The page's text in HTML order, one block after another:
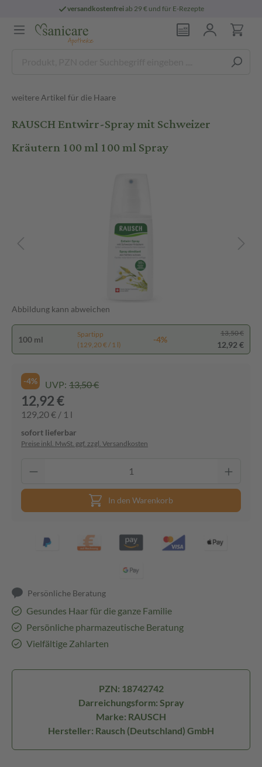
versandkostenfreiab 29 € und für E-Rezepte
weitere Artikel für die Haare
RAUSCH Entwirr-Spray mit Schweizer
Kräutern 100 ml 100 ml Spray
Abbildung kann abweichen
100 ml
Spartipp
(129,20 € / 1 l)
-4%
13,50 €
12,92 €
-4% UVP: 13,50 €
12,92 €
129,20 € / 1 l
sofort lieferbar
Preise inkl. MwSt. ggf. zzgl. Versandkosten
In den Warenkorb
Persönliche Beratung
Gesundes Haar für die ganze Familie
Persönliche pharmazeutische Beratung
Vielfältige Zahlarten
PZN: 18742742
Darreichungsform: Spray
Marke: RAUSCH
Hersteller: Rausch (Deutschland) GmbH